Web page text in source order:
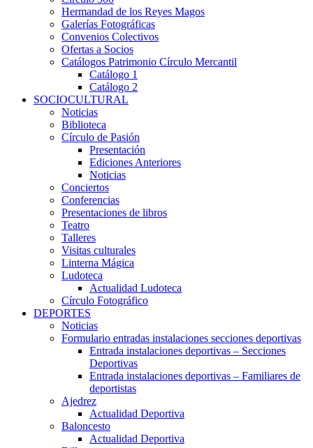
Hermandad de los Reyes Magos
Galerías Fotográficas
Convenios Colectivos
Ofertas a Socios
Catálogos Patrimonio Círculo Mercantil
Catálogo 1
Catálogo 2
SOCIOCULTURAL
Noticias
Biblioteca
Círculo de Pasión
Presentación
Ediciones Anteriores
Noticias
Conciertos
Conferencias
Presentaciones de libros
Teatro
Talleres
Visitas culturales
Linterna Mágica
Ludoteca
Actualidad Ludoteca
Círculo Fotográfico
DEPORTES
Noticias
Formulario entradas instalaciones secciones deportivas
Entrada instalaciones deportivas – Secciones
Deportivas
Entrada instalaciones deportivas – Familiares de
deportistas
Ajedrez
Actualidad Deportiva
Baloncesto
Actualidad Deportiva